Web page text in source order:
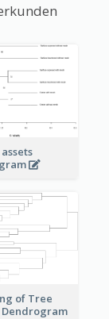
of Tree
Dendrogram